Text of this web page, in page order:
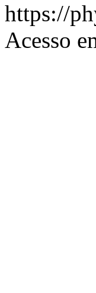
https://
Acesso